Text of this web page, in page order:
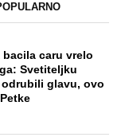
bacila caru vrelo
Svetiteljku
glavu, ovo